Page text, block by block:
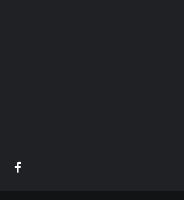
Facebook